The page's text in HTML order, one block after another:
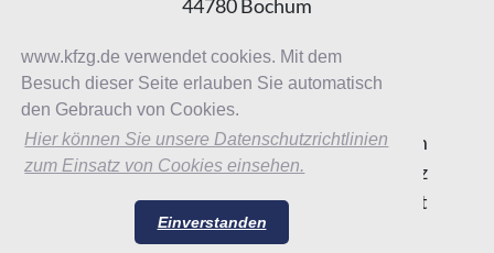
www.kfzg.de verwendet cookies. Mit dem
Besuch dieser Seite erlauben Sie automatisch
den Gebrauch von Cookies.
Hier können Sie unsere Datenschutzrichtlinien
zum Einsatz von Cookies einsehen.
Einverstanden
44780 Bochum
Impressum
Datenschutz
Kontakt